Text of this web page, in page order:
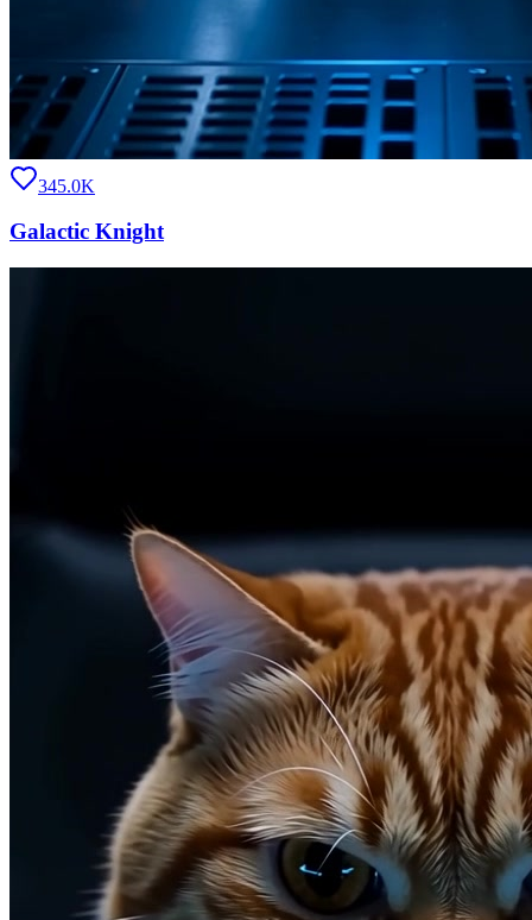
345.0K
Galactic Knight